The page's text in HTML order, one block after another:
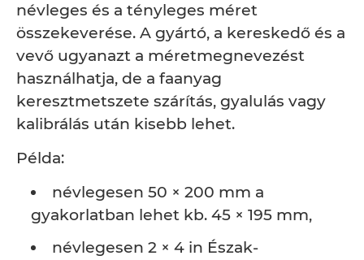
névleges és a tényleges méret
összekeverése. A gyártó, a kereskedő és a
vevő ugyanazt a méretmegnevezést
használhatja, de a faanyag
keresztmetszete szárítás, gyalulás vagy
kalibrálás után kisebb lehet.
Példa:
névlegesen 50 × 200 mm a
gyakorlatban lehet kb. 45 × 195 mm,
névlegesen 2 × 4 in Észak-